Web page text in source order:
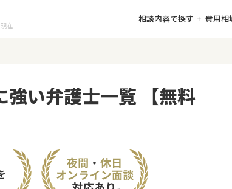
現在
相談内容で探す 費用相
強い弁護士一覧 【無料